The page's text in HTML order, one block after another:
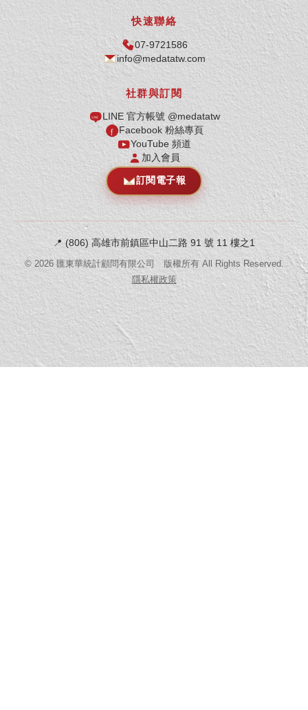
快速聯絡
07-9721586
info@medatatw.com
社群與訂閱
LINE 官方帳號 @medatatw
Facebook 粉絲專頁
YouTube 頻道
加入會員
訂閱電子報
📍(806) 高雄市前鎮區中山二路 91 號 11 樓之1
© 2026匯東華統計顧問有限公司 版權所有 All Rights Reserved.
隱私權政策